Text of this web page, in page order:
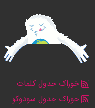
خوراک جدول کلمات
خوراک جدول سودوکو